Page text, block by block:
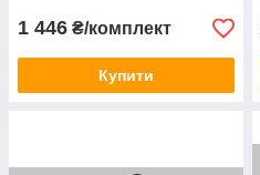
1 446 ₴/комплект
Купити